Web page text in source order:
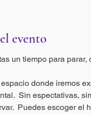
evento
un tiempo para
donde iremos
Sin espectativas,
Puedes escoger el